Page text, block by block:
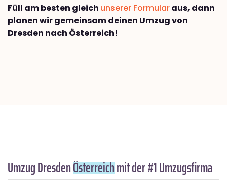
Füll am besten gleich unserer Formularaus, dann
planen wir gemeinsam deinen Umzug von
Dresden nach Österreich!
Umzug DresdenÖsterreichmit der #1 Umzugsfirma